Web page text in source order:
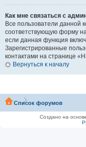
Как мне связаться с
Все пользователи данной
соответствующую форму
если данная функция
Зарегистрированные
контактами на странице
Вернуться к началу
Список форумов
Создано на